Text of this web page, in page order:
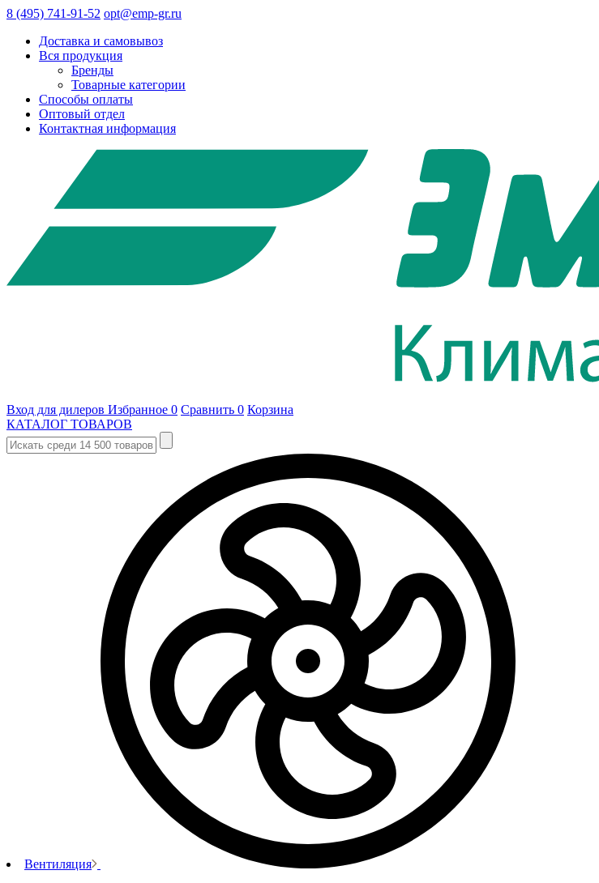
8 (495) 741-91-52 opt@emp-gr.ru
Доставка и самовывоз
Вся продукция
Бренды
Товарные категории
Способы оплаты
Оптовый отдел
Контактная информация
Вход для дилеров Избранное 0 Сравнить 0 Корзина
КАТАЛОГ ТОВАРОВ
Вентиляция